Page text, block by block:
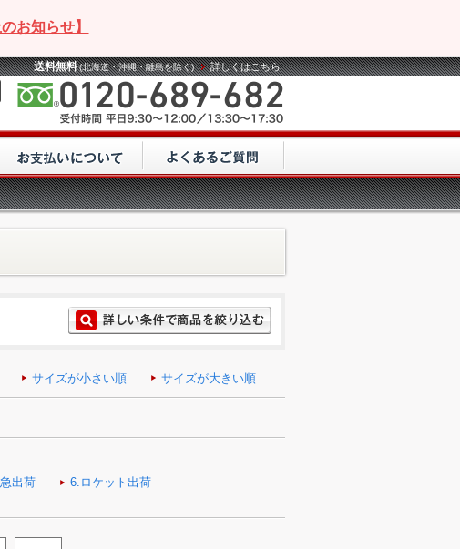
お知らせ】
送料無料 (北海道・沖縄・離島を除く) 詳しくはこちら
サイズが小さい順 サイズが大きい順